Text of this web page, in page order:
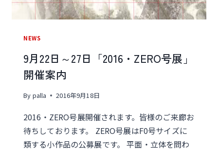
NEWS
9月22日～27日「2016・ZERO号展」
開催案内
By palla 2016年9月18日
2016・ZERO号展開催されます。皆様のご来廊お
待ちしております。 ZERO号展はF0号サイズに
類する小作品の公募展です。 平面・立体を問わ